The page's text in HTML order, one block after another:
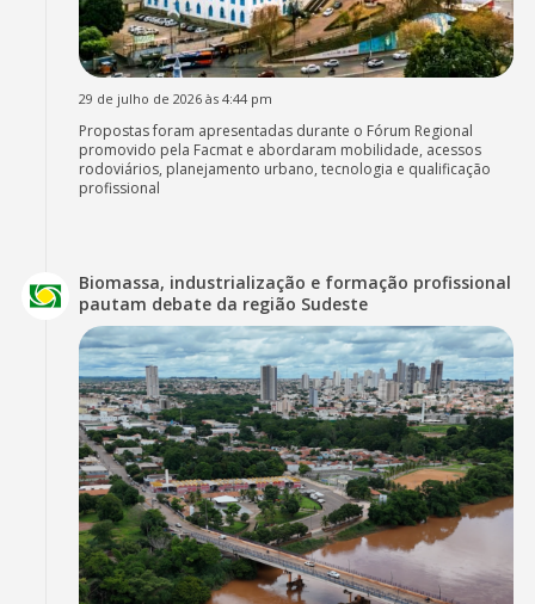
29 de julho de 2026 às 4:44 pm
Propostas foram apresentadas durante o Fórum Regional
promovido pela Facmat e abordaram mobilidade, acessos
rodoviários, planejamento urbano, tecnologia e qualificação
profissional
Biomassa, industrialização e formação profissional
pautam debate da região Sudeste